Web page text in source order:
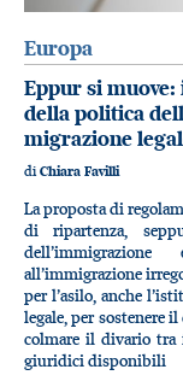
Europa
Eppur si
della politica
migrazione
diChiara Favilli
La proposta di
di ripartenza,
all’immigrazione
per l’asilo, anche
legale, per sostenere
colmare il divario tra
giuridici disponibili